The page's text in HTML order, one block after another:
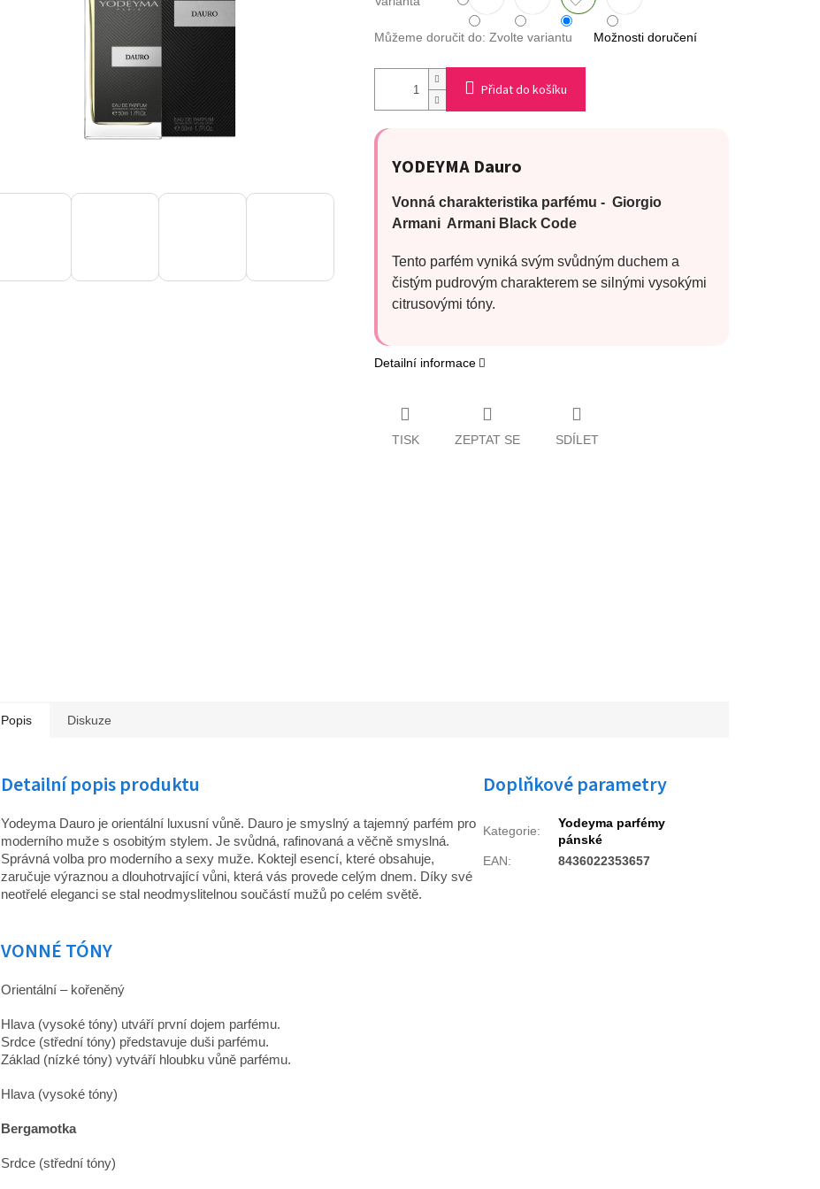
Můžeme doručit do: Zvolte variantu Možnosti doručení
Přidat do košíku
YODEYMA Dauro
Vonná charakteristika parfému - Giorgio
Armani Armani Black Code
Tento parfém vyniká svým svůdným duchem a
čistým pudrovým charakterem se silnými vysokými
citrusovými tóny.
Detailní informace
TISK ZEPTAT SE SDÍLET
Popis Diskuze
Detailní popis produktu
Yodeyma Dauro je orientální luxusní vůně. Dauro je smyslný a tajemný parfém pro
moderního muže s osobitým stylem. Je svůdná, rafinovaná a věčně smyslná.
Správná volba pro moderního a sexy muže. Koktejl esencí, které obsahuje,
zaručuje výraznou a dlouhotrvající vůni, která vás provede celým dnem. Díky své
neotřelé eleganci se stal neodmyslitelnou součástí mužů po celém světě.
VONNÉ TÓNY
Orientální – kořeněný
Hlava (vysoké tóny) utváří první dojem parfému.
Srdce (střední tóny) představuje duši parfému.
Základ (nízké tóny) vytváří hloubku vůně parfému.
Hlava (vysoké tóny)
Bergamotka
Srdce (střední tóny)
Doplňkové parametry
Kategorie:
Yodeyma parfémy
pánské
EAN: 8436022353657